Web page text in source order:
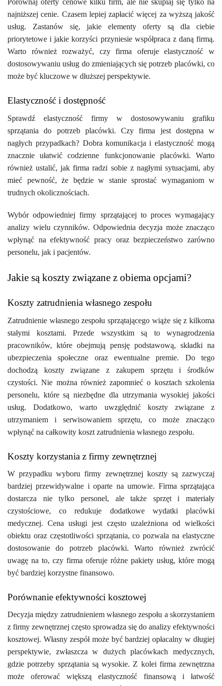
Porównaj oferty cenowe kilku firm, ale nie skupiaj się tylko na
najniższej cenie. Czasem lepiej zapłacić więcej za wyższą jakość
usług. Zastanów się, jakie elementy oferty są dla ciebie
priorytetowe i jakie korzyści przyniesie współpraca z daną firmą.
Warto również rozważyć, czy firma oferuje elastyczność w
dostosowywaniu usług do zmieniających się potrzeb placówki, co
może być kluczowe w dłuższej perspektywie.
Elastyczność i dostępność
Sprawdź elastyczność firmy w dostosowywaniu grafiku
sprzątania do potrzeb placówki. Czy firma jest dostępna w
nagłych przypadkach? Dobra komunikacja i elastyczność mogą
znacznie ułatwić codzienne funkcjonowanie placówki. Warto
również ustalić, jak firma radzi sobie z nagłymi sytuacjami, aby
mieć pewność, że będzie w stanie sprostać wymaganiom w
trudnych okolicznościach.
Wybór odpowiedniej firmy sprzątającej to proces wymagający
analizy wielu czynników. Odpowiednia decyzja może znacząco
wpłynąć na efektywność pracy oraz bezpieczeństwo zarówno
personelu, jak i pacjentów.
Jakie są koszty związane z obiema opcjami?
Koszty zatrudnienia własnego zespołu
Zatrudnienie własnego zespołu sprzątającego wiąże się z kilkoma
stałymi kosztami. Przede wszystkim są to wynagrodzenia
pracowników, które obejmują pensję podstawową, składki na
ubezpieczenia społeczne oraz ewentualne premie. Do tego
dochodzą koszty związane z zakupem sprzętu i środków
czystości. Nie można również zapomnieć o kosztach szkolenia
personelu, które są niezbędne dla utrzymania wysokiej jakości
usług. Dodatkowo, warto uwzględnić koszty związane z
utrzymaniem i serwisowaniem sprzętu, co może znacząco
wpłynąć na całkowity koszt zatrudnienia własnego zespołu.
Koszty korzystania z firmy zewnętrznej
W przypadku wyboru firmy zewnętrznej koszty są zazwyczaj
bardziej przewidywalne i oparte na umowie. Firma sprzątająca
dostarcza nie tylko personel, ale także sprzęt i materiały
czystościowe, co redukuje dodatkowe wydatki placówki
medycznej. Cena usługi jest często uzależniona od wielkości
obiektu oraz częstotliwości sprzątania, co pozwala na elastyczne
dostosowanie do potrzeb placówki. Warto również zwrócić
uwagę na to, czy firma oferuje różne pakiety usług, które mogą
być bardziej korzystne finansowo.
Porównanie efektywności kosztowej
Decyzja między zatrudnieniem własnego zespołu a skorzystaniem
z firmy zewnętrznej często sprowadza się do analizy efektywności
kosztowej. Własny zespół może być bardziej opłacalny w długiej
perspektywie, zwłaszcza w dużych placówkach medycznych,
gdzie potrzeby sprzątania są wysokie. Z kolei firma zewnętrzna
może oferować większą elastyczność finansową i łatwość